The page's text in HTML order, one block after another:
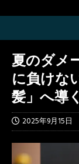
夏のダメ
に負けな
髪」へ導
2025年9月15日